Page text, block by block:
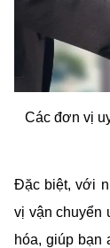
Các đơn vị
Đặc biệt, với
vị vận chuyển
hóa, giúp bạn